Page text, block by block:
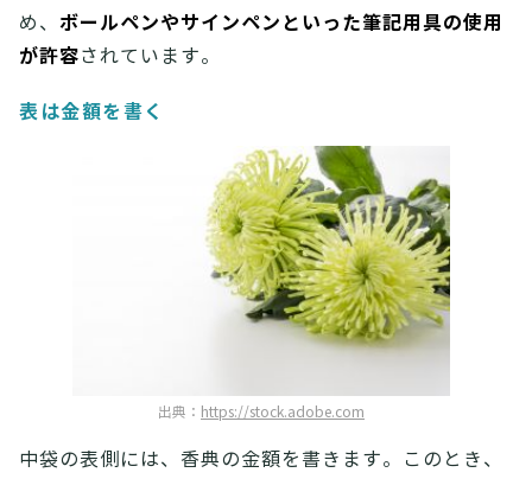
め、 ボールペンやサインペンといった筆記用具の使用
が許容されています。
表は金額を書く
出典： https://stock.adobe.com
中袋の表側には、香典の金額を書きます。このとき、